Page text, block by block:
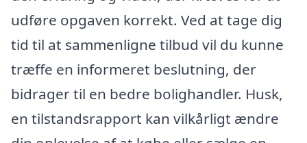
udføre opgaven korrekt. Ved at tage dig
tid til at sammenligne tilbud vil du kunne
træffe en informeret beslutning, der
bidrager til en bedre bolighandler. Husk,
en tilstandsrapport kan vilkårligt ændre